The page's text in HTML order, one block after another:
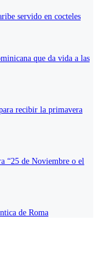
servido en cocteles
que da vida a las
recibir la primavera
“25 de Noviembre o el
de Roma